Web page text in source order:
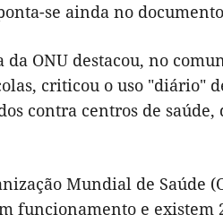
se ainda no
da ONU destacou, no
criticou o uso "diário"
contra centros de
Mundial de Saúde
funcionamento e existem